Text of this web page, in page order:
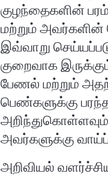
குழந்தைகளின்
மற்றும் அவர்களின்
இவ்வாறு
குறைவாக
பேணல் மற்றும்
பெண்களுக்கு
அவர்களுக்கு
அறிவியல்